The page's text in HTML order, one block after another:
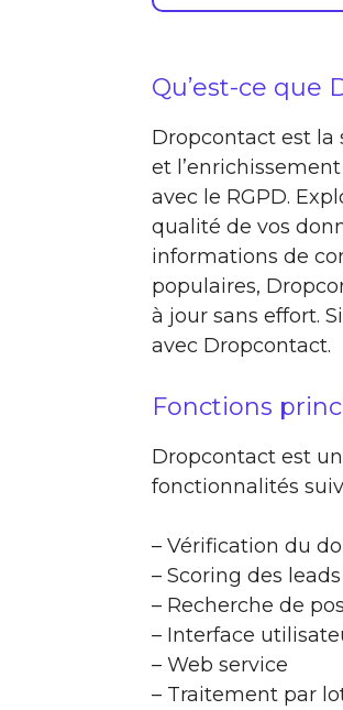
Qu’est-ce que
Dropcontact est la
et
avec le RGPD.
qualité de vos
informations de
populaires,
à jour sans effort.
avec Dropcontact.
Fonctions
Dropcontact est
fonctionnalités
– Vérification du
– Scoring des leads
– Recherche de
– Interface
– Web service
– Traitement par